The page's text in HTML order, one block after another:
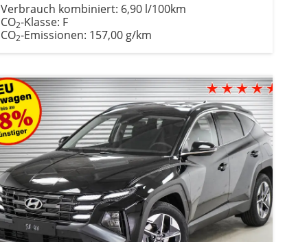
Verbrauch kombiniert: 6,90 l/100km
CO2-Klasse: F
CO2-Emissionen: 157,00 g/km